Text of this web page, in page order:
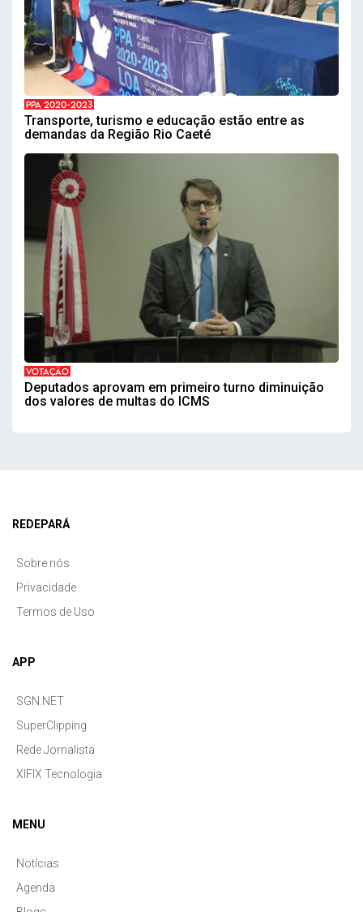
PPA 2020-2023
Transporte, turismo e educação estão entre as
demandas da Região Rio Caeté
VOTAÇÃO
Deputados aprovam em primeiro turno diminuição
dos valores de multas do ICMS
REDEPARÁ
Sobre nós
Privacidade
Termos de Uso
APP
SGN.NET
SuperClipping
Rede Jornalista
XIFIX Tecnologia
MENU
Notícias
Agenda